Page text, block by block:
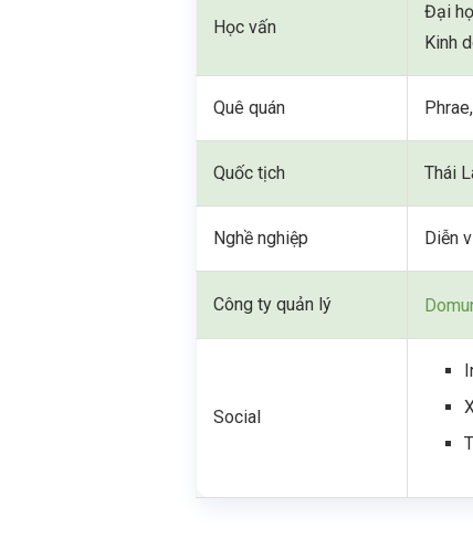
Học vấn
Đại
Kinh
Quê quán
Quốc tịch Thái
Nghề nghiệp Diễn
Công ty quản lý
Social